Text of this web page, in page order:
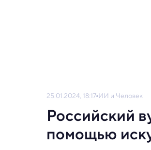
25.01.2024, 18:17 ИИ и Человек
Российский
помощью